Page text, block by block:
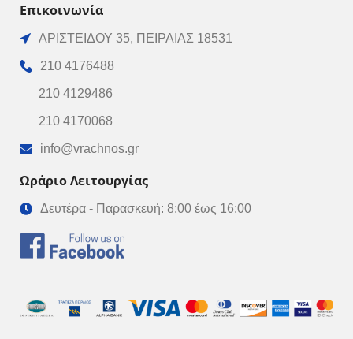
Επικοινωνία
ΑΡΙΣΤΕΙΔΟΥ 35, ΠΕΙΡΑΙΑΣ 18531
210 4176488
210 4129486
210 4170068
info@vrachnos.gr
Ωράριο Λειτουργίας
Δευτέρα - Παρασκευή: 8:00 έως 16:00